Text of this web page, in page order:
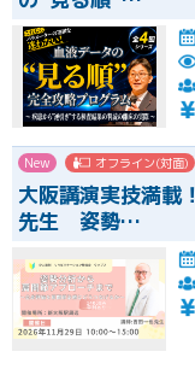
New オフライン(対面)
大阪講演実技満
先生 姿勢…